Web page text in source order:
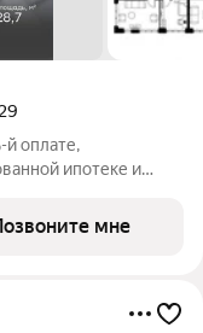
й оплате,
ипотеке и
В северной
мне